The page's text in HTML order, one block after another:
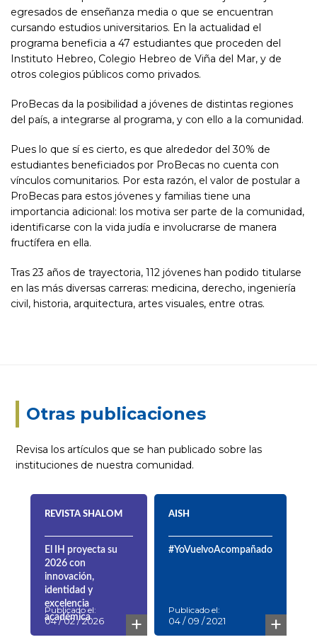
egresados de enseñanza media o que se encuentran
cursando estudios universitarios. En la actualidad el
programa beneficia a 47 estudiantes que proceden del
Instituto Hebreo, Colegio Hebreo de Viña del Mar, y de
otros colegios públicos como privados.
ProBecas da la posibilidad a jóvenes de distintas regiones
del país, a integrarse al programa, y con ello a la comunidad.
Pues lo que sí es cierto, es que alrededor del 30% de
estudiantes beneficiados por ProBecas no cuenta con
vínculos comunitarios. Por esta razón, el valor de postular a
ProBecas para estos jóvenes y familias tiene una
importancia adicional: los motiva ser parte de la comunidad,
identificarse con la vida judía e involucrarse de manera
fructífera en ella.
Tras 23 años de trayectoria, 112 jóvenes han podido titularse
en las más diversas carreras: medicina, derecho, ingeniería
civil, historia, arquitectura, artes visuales, entre otras.
Otras publicaciones
Revisa los artículos que se han publicado sobre las
instituciones de nuestra comunidad.
REVISTA SHALOM
El IH proyecta su
2026 con
innovación,
identidad y
excelencia
académica
Publicado el:
04 / 02 / 2026 +
AISH
#YoVuelvoAcompañado
Publicado el:
04 / 09 / 2021 +